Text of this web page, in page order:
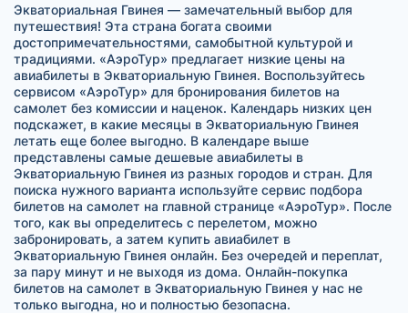
Экваториальная Гвинея — замечательный выбор для
путешествия! Эта страна богата своими
достопримечательностями, самобытной культурой и
традициями. «АэроТур» предлагает низкие цены на
авиабилеты в Экваториальную Гвинея. Воспользуйтесь
сервисом «АэроТур» для бронирования билетов на
самолет без комиссии и наценок. Календарь низких цен
подскажет, в какие месяцы в Экваториальную Гвинея
летать еще более выгодно. В календаре выше
представлены самые дешевые авиабилеты в
Экваториальную Гвинея из разных городов и стран. Для
поиска нужного варианта используйте сервис подбора
билетов на самолет на главной странице «АэроТур». После
того, как вы определитесь с перелетом, можно
забронировать, а затем купить авиабилет в
Экваториальную Гвинея онлайн. Без очередей и переплат,
за пару минут и не выходя из дома. Онлайн-покупка
билетов на самолет в Экваториальную Гвинея у нас не
только выгодна, но и полностью безопасна.